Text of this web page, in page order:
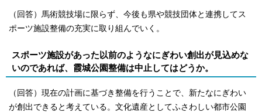
（回答）馬術競技場に限らず、今後も県や競技団体と連携してス
ポーツ施設整備の充実に取り組んでいく。
スポーツ施設があった以前のようなにぎわい創出が見込めな
いのであれば、霞城公園整備は中止してはどうか。
（回答）現在の計画に基づき整備を行うことで、新たなにぎわい
が創出できると考えている。文化遺産としてふさわしい都市公園